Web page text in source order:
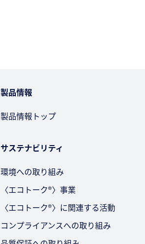
製品情報
製品情報トップ
サステナビリティ
環境への取り組み
〈エコトーク®〉事業
〈エコトーク®〉に関連する活動
コンプライアンスへの取り組み